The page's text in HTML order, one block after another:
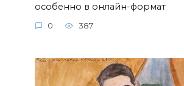
особенно в онлайн-формат
0 387